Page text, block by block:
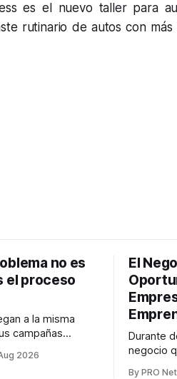
es el nuevo taller para
rutinario de autos con
no es
el proceso
a la misma
campañas
Sin embargo,
2026
El
Durante
negocio
By PRO